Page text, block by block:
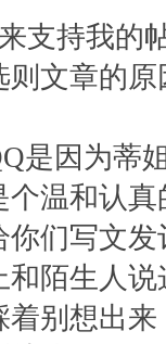
支持我的
则文章的
是因为蒂
个温和认
你们写文
和陌生人
着别想出